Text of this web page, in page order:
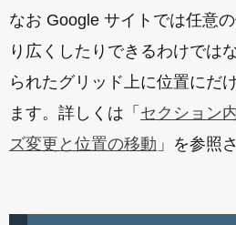
なお Google サイトでは任意
り広くしたりできるわけでは
られたグリッド上に位置にだ
ます。詳しくは「 セクション
ズ変更と位置の移動 」を参照